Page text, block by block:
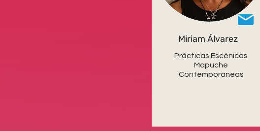
Miriam Álvarez
Prácticas Escénicas
Mapuche
Contemporáneas